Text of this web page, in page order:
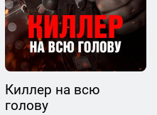
Киллер на всю
голову